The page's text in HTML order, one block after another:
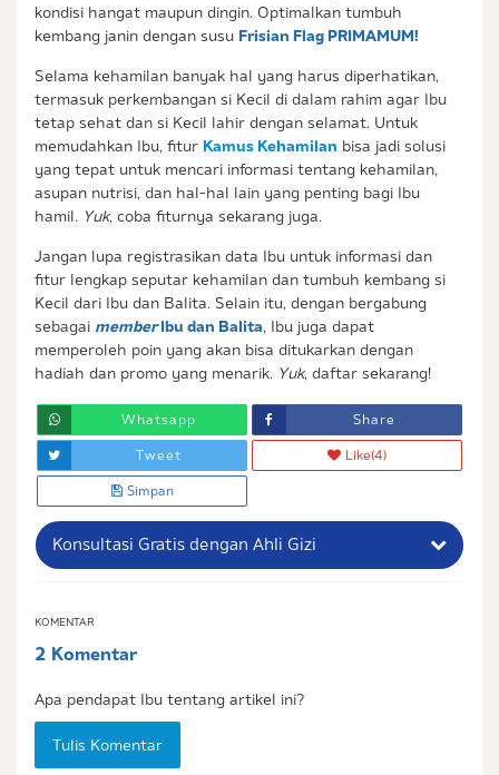
kondisi hangat maupun dingin. Optimalkan tumbuh
kembang janin dengan susu Frisian Flag PRIMAMUM!
Selama kehamilan banyak hal yang harus diperhatikan,
termasuk perkembangan si Kecil di dalam rahim agar Ibu
tetap sehat dan si Kecil lahir dengan selamat. Untuk
memudahkan Ibu, fitur Kamus Kehamilan bisa jadi solusi
yang tepat untuk mencari informasi tentang kehamilan,
asupan nutrisi, dan hal-hal lain yang penting bagi Ibu
hamil. Yuk, coba fiturnya sekarang juga.
Jangan lupa registrasikan data Ibu untuk informasi dan
fitur lengkap seputar kehamilan dan tumbuh kembang si
Kecil dari Ibu dan Balita. Selain itu, dengan bergabung
sebagai memberIbu dan Balita, Ibu juga dapat
memperoleh poin yang akan bisa ditukarkan dengan
hadiah dan promo yang menarik. Yuk, daftar sekarang!
Whatsapp Share
Tweet Like(4)
Simpan
Konsultasi Gratis dengan Ahli Gizi
No. Handphone (Whatsapp)
Buat Password
Status / Kondisi Ibu Saat Ini
KOMENTAR
2 Komentar
Apa pendapat Ibu tentang artikel ini?
Tulis Komentar